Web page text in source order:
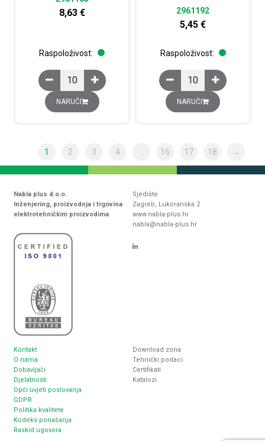
8,63 €
Raspoloživost:
Relej interface s podnožjem, oprugom i Push-in
NARUČI
2961192
5,45€
Raspoloživost:
Relej interface s
NARUČI
1 2 3 4 16 17 18 →
Nabla plus d.o.o.
Inženjering, proizvodnja i trgovina
elektrotehničkim proizvodima
Sjedište
Zagreb, Lukoranska 2
www.nabla-plus.hr
nabla@nabla-plus.hr
Kontakt
O nama
Dobavljači
Djelatnosti
Opći uvjeti poslovanja
GDPR
Politika kvalitete
Kodeks ponašanja
Raskid ugovora
Download zona
Tehnički podaci
Certifikati
Katalozi